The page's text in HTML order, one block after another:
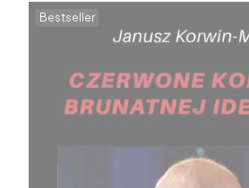
Bestseller